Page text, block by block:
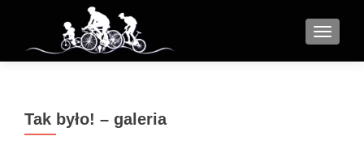
MENU
Tak było! – galeria